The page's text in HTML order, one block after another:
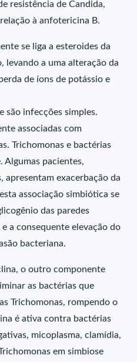
resistência de Candida,
à anfotericina B.
se liga a esteroides da
levando a uma alteração da
de íons de potássio e
são infecções simples.
associadas com
Trichomonas e bactérias
Algumas pacientes,
apresentam exacerbação da
associação simbiótica se
das paredes
a consequente elevação do
bacteriana.
o outro componente
as bactérias que
Trichomonas, rompendo o
é ativa contra bactérias
micoplasma, clamídia,
em simbiose